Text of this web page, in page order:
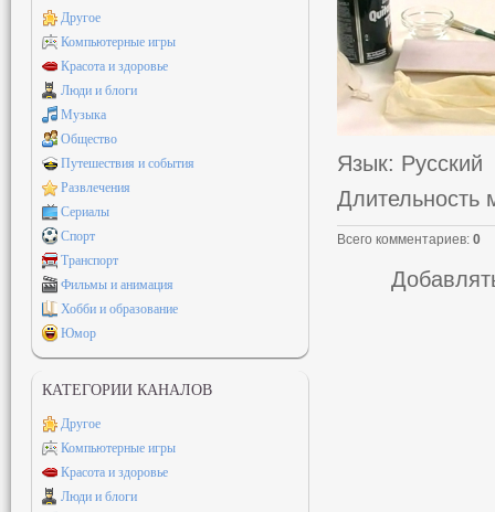
Язык: Русский
Длительность
Всего комментариев: 0
Другое
Компьютерные игры
Красота и здоровье
Люди и блоги
Музыка
Общество
Путешествия и события
Развлечения
Сериалы
Спорт
Транспорт
Фильмы и анимация
Хобби и образование
Юмор
КАТЕГОРИИ КАНАЛОВ
Другое
Компьютерные игры
Красота и здоровье
Люди и блоги